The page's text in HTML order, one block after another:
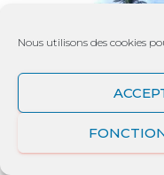
Nous utilisons des cookies